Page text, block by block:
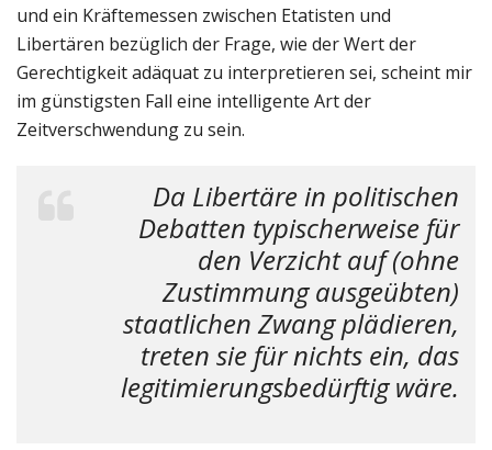
und ein Kräftemessen zwischen Etatisten und
Libertären bezüglich der Frage, wie der Wert der
Gerechtigkeit adäquat zu interpretieren sei, scheint mir
im günstigsten Fall eine intelligente Art der
Zeitverschwendung zu sein.
Da Libertäre in politischen
Debatten typischerweise für
den Verzicht auf (ohne
Zustimmung ausgeübten)
staatlichen Zwang plädieren,
treten sie für nichts ein, das
legitimierungsbedürftig wäre.